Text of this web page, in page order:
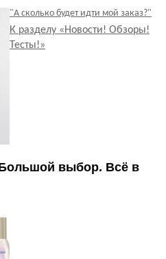
"А сколько будет идти мой заказ?"
К разделу «Новости! Обзоры!
Тесты!»
выбор. Всё в